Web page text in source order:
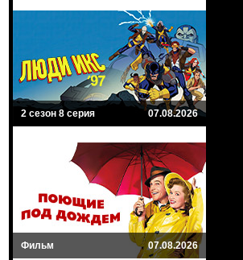
2 сезон 8 серия 07.08.2026
Фильм 07.08.2026